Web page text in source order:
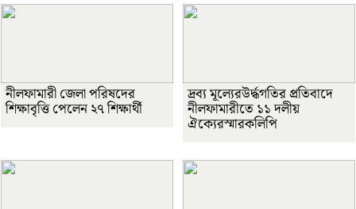
নীলফামারী জেলা পরিষদের
শিক্ষাবৃত্তি পেলেন ২৭ শিক্ষার্থী
দ্রব্য মূল্যেরউর্দ্ধগতির প্রতিবাদে
নীলফামারীতে ১১ দলীয়
ঐক্যেরস্মারকলিপি